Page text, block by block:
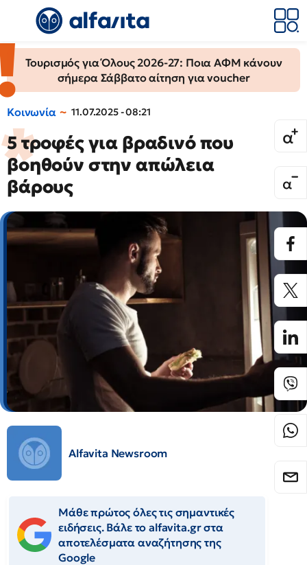
Τουρισμός για Όλους 2026-27: Ποια ΑΦΜ κάνουν
σήμερα Σάββατο αίτηση για voucher
Κοινωνία 11.07.2025 - 08:21
5 τροφές για βραδινό που
βοηθούν στην απώλεια
βάρους
Alfavita Newsroom
Μάθε πρώτος όλες τις σημαντικές
ειδήσεις. Βάλε το alfavita.gr στα
αποτελέσματα αναζήτησης της
Google